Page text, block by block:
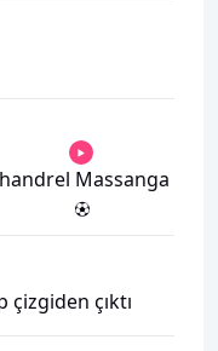
Massanga
çizgiden çıktı